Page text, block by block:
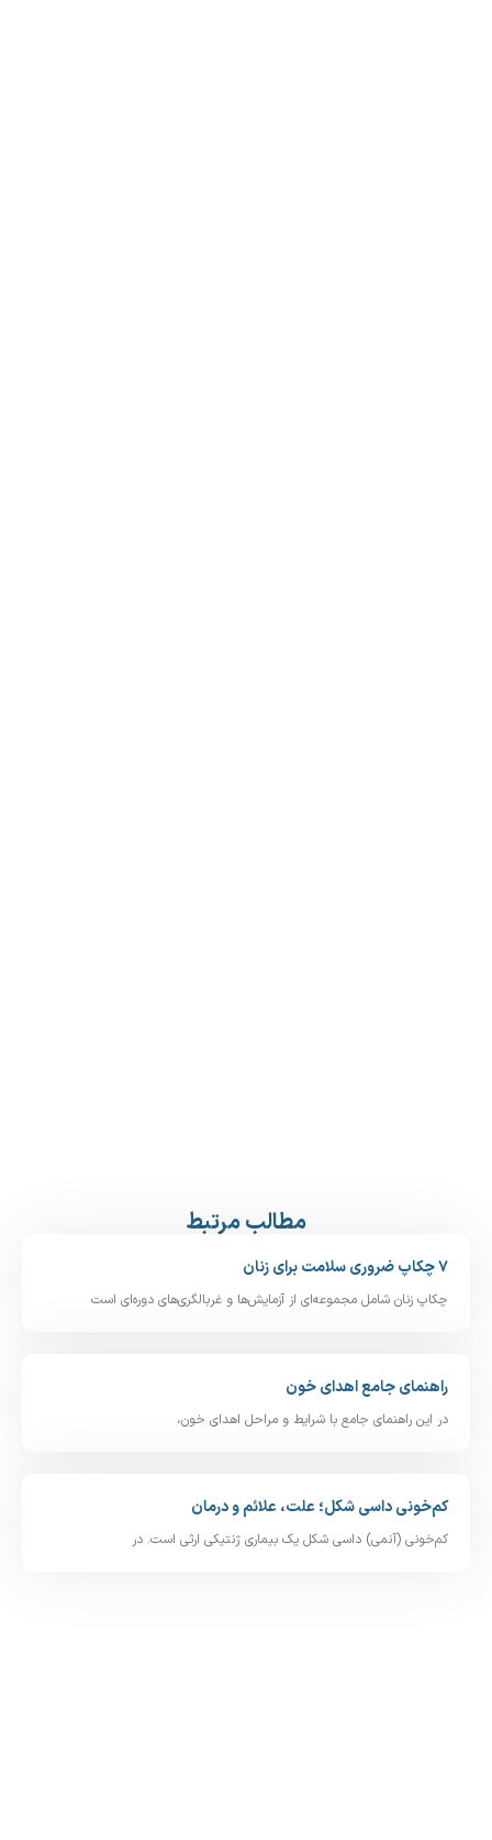
مطالب مرتبط
۷ چکاپ ضروری سلامت برای زنان
چکاپ زنان شامل مجموعه‌ای از آزمایش‌ها و غربالگری‌های دوره‌ای است
راهنمای جامع اهدای خون
در این راهنمای جامع با شرایط و مراحل اهدای خون،
کم‌خونی داسی‌ شکل؛ علت، علائم و درمان
کم‌خونی (آنمی) داسی‌ شکل یک بیماری ژنتیکی ارثی است. در